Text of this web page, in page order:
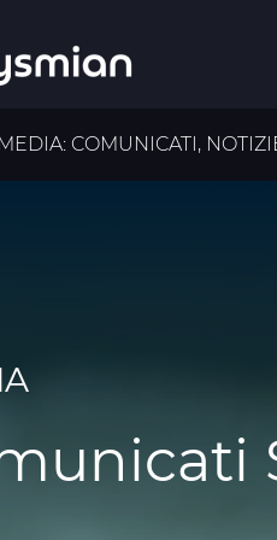
MEDIA: COMUNICATI,